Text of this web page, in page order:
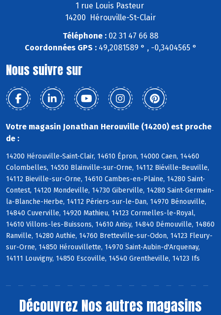
1 rue Louis Pasteur
14200 Hérouville-St-Clair
Téléphone : 02 31 47 66 88
Coordonnées GPS :49,2081589 ° , -0,3404565 °
Nous suivre sur
Votre magasin Jonathan Herouville (14200) est proche
de :
14200 Hérouville-Saint-Clair, 14610 Épron, 14000 Caen, 14460
Colombelles, 14550 Blainville-sur-Orne, 14112 Biéville-Beuville,
14112 Bieville-sur-Orne, 14610 Cambes-en-Plaine, 14280 Saint-
Contest, 14120 Mondeville, 14730 Giberville, 14280 Saint-Germain-
la-Blanche-Herbe, 14112 Périers-sur-le-Dan, 14970 Bénouville,
14840 Cuverville, 14920 Mathieu, 14123 Cormelles-le-Royal,
14610 Villons-les-Buissons, 14610 Anisy, 14840 Démouville, 14860
Ranville, 14280 Authie, 14760 Bretteville-sur-Odon, 14123 Fleury-
sur-Orne, 14850 Hérouvillette, 14970 Saint-Aubin-d'Arquenay,
14111 Louvigny, 14850 Escoville, 14540 Grentheville, 14123 Ifs
Découvrez Nos autres magasins